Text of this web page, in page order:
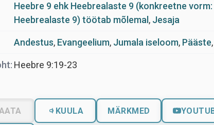
Heebre 9 ehk Heebrealaste 9 (konkreetne vorm:
Heebrealaste 9) töötab mõlemal , Jesaja
Andestus, Evangeelium, Jumala iseloom, Pääste,
Heebre 9:19-23
KUULA MÄRKMED